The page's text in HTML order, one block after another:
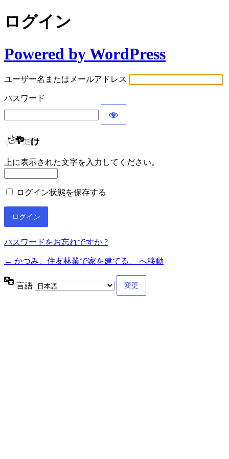
ログイン
Powered by WordPress
ユーザー名またはメールアドレス
パスワード
上に表示された文字を入力してください。
ログイン状態を保存する
パスワードをお忘れですか ?
← かつみ、住友林業で家を建てる。 へ移動
言語